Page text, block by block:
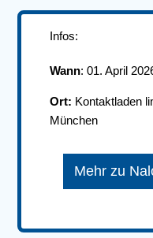
Infos:
Wann: 01. April
Ort: Kontaktladen
München
Mehr zu